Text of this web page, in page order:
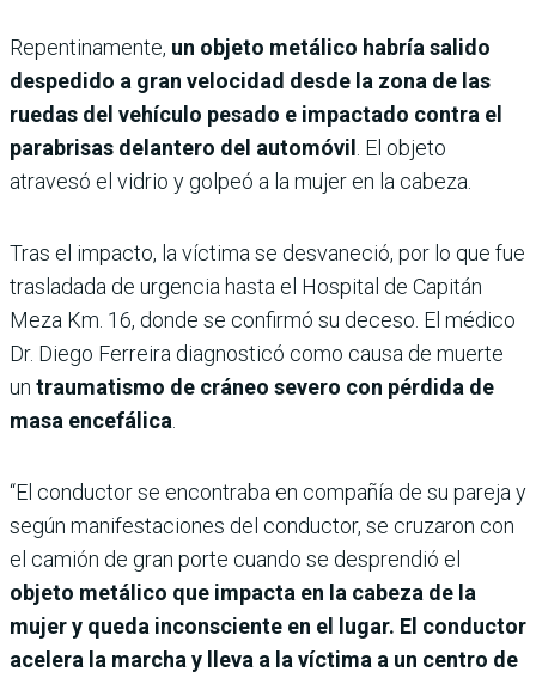
Repentinamente, un objeto metálico habría salido
despedido a gran velocidad desde la zona de las
ruedas del vehículo pesado e impactado contra el
parabrisas delantero del automóvil . El objeto
atravesó el vidrio y golpeó a la mujer en la cabeza.
Tras el impacto, la víctima se desvaneció, por lo que fue
trasladada de urgencia hasta el Hospital de Capitán
Meza Km. 16, donde se confirmó su deceso. El médico
Dr. Diego Ferreira diagnosticó como causa de muerte
un traumatismo de cráneo severo con pérdida de
masa encefálica
“El conductor se encontraba en compañía de su pareja y
según manifestaciones del conductor, se cruzaron con
el camión de gran porte cuando se desprendió el
objeto metálico que impacta en la cabeza de la
mujer y queda inconsciente en el lugar. El conductor
acelera la marcha y lleva a la víctima a un centro de